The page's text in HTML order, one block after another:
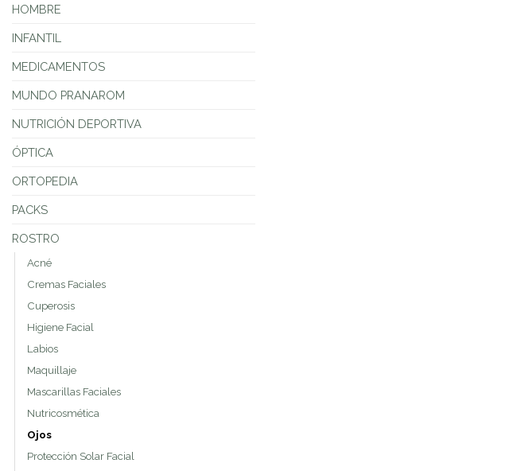
HOMBRE
INFANTIL
MEDICAMENTOS
MUNDO PRANAROM
NUTRICIÓN DEPORTIVA
ÓPTICA
ORTOPEDIA
PACKS
ROSTRO
Acné
Cremas Faciales
Cuperosis
Higiene Facial
Labios
Maquillaje
Mascarillas Faciales
Nutricosmética
Ojos
Protección Solar Facial